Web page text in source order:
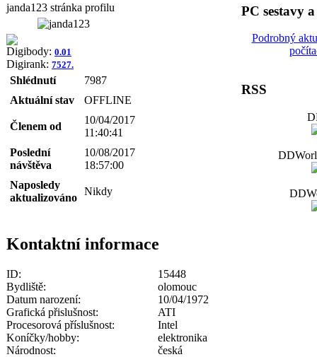
janda123 stránka profilu
Digibody: 0.01
Digirank: 7527.
Shlédnutí
7987
Aktuální stav
OFFLINE
Členem od
10/04/2017
11:40:41
Poslední
návštěva
10/08/2017
18:57:00
Naposledy
aktualizováno
Nikdy
Kontaktní informace
ID:
15448
Bydliště:
olomouc
Datum narození:
10/04/1972
Grafická přislušnost:
ATI
Procesorová příslušnost:
Intel
Koníčky/hobby:
elektronika
Národnost:
česká
PC sestavy
Podrobný
RSS